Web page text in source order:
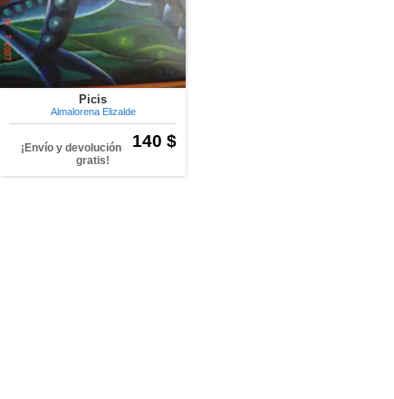
Picis
Almalorena Elizalde
140 $
¡Envío y devolución
gratis!